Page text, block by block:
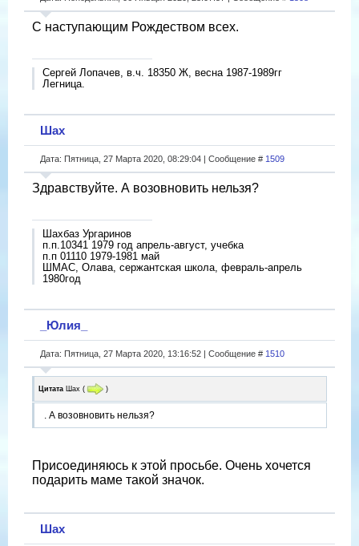
С наступающим Рождеством всех.
Сергей Лопачев, в.ч. 18350 Ж, весна 1987-1989гг
Легница.
Шах
Дата: Пятница, 27 Марта 2020, 08:29:04 | Сообщение # 1509
Здравствуйте. А возовновить нельзя?
Шахбаз Ургаринов
п.п.10341 1979 год апрель-август, учебка
п.п 01110 1979-1981 май
ШМАС, Олава, сержантская школа, февраль-апрель
1980год
_Юлия_
Дата: Пятница, 27 Марта 2020, 13:16:52 | Сообщение # 1510
Цитата Шах ( )
. А возовновить нельзя?
Присоединяюсь к этой просьбе. Очень хочется
подарить маме такой значок.
Шах